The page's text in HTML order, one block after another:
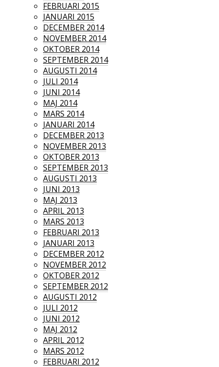
FEBRUARI 2015
JANUARI 2015
DECEMBER 2014
NOVEMBER 2014
OKTOBER 2014
SEPTEMBER 2014
AUGUSTI 2014
JULI 2014
JUNI 2014
MAJ 2014
MARS 2014
JANUARI 2014
DECEMBER 2013
NOVEMBER 2013
OKTOBER 2013
SEPTEMBER 2013
AUGUSTI 2013
JUNI 2013
MAJ 2013
APRIL 2013
MARS 2013
FEBRUARI 2013
JANUARI 2013
DECEMBER 2012
NOVEMBER 2012
OKTOBER 2012
SEPTEMBER 2012
AUGUSTI 2012
JULI 2012
JUNI 2012
MAJ 2012
APRIL 2012
MARS 2012
FEBRUARI 2012